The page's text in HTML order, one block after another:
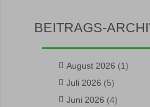
BEITRAGS-
August 2026 (1)
Juli 2026 (5)
Juni 2026 (4)